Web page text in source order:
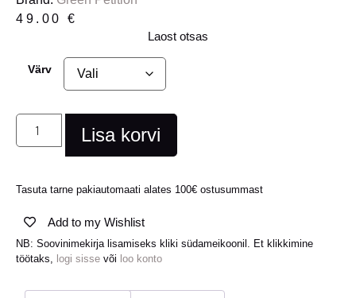
49.00 €
Laost otsas
Värv
Lisa korvi
Tasuta tarne pakiautomaati alates 100€ ostusummast
Add to my Wishlist
NB: Soovinimekirja lisamiseks kliki südameikoonil. Et klikkimine
töötaks, logi sisse või loo konto